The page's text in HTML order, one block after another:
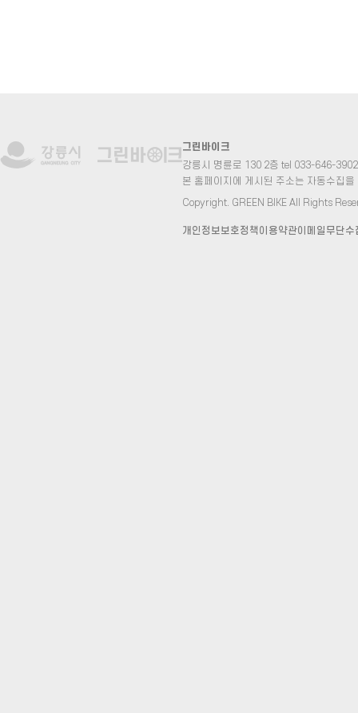
그린바이크
강릉시 명륜로 130 2층 tel 033-646-
본 홈페이지에 게시된 주소는 자동수집
Copyright. GREEN BIKE All Rights
개인정보보호정책 이용약관이메일무단수